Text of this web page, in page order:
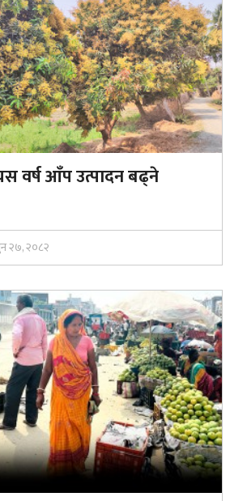
वर्ष आँप उत्पादन बढ्ने
२७, २०८२